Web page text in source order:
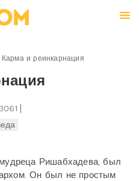
Карма и реинкарнация
Ришабхадева, был
Он был не простым